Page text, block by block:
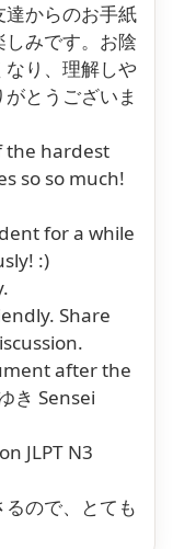
達からのお手紙
みです。お陰
り、理解しや
とうございま
the hardest
so so much!
for a while
:)
Share
after the
き Sensei
JLPT N3
るので、とても